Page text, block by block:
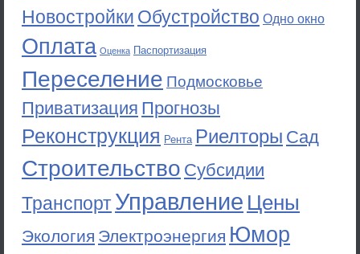
Новостройки Обустройство Одно окно
Оплата Оценка Паспортизация
Переселение Подмосковье
Приватизация Прогнозы
Реконструкция Рента Риелторы Сад
Строительство Субсидии
ТранспортУправление Цены
Экология Электроэнергия Юмор